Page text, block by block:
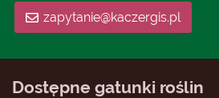
zapytanie@kaczergis.pl
Dostępne gatunki roślin